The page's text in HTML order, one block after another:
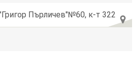
Пърличев"№60, к-т 322